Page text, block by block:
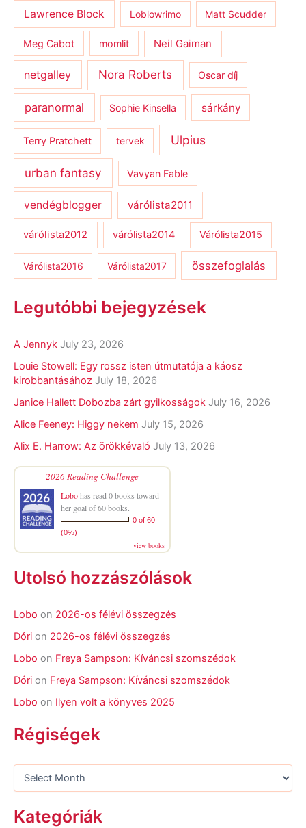
Lawrence Block Loblowrimo Matt Scudder
Meg Cabot momlit Neil Gaiman
netgalley Nora Roberts Oscar díj
paranormal Sophie Kinsella sárkány
Terry Pratchett tervek Ulpius
urban fantasy Vavyan Fable
vendégblogger várólista2011
várólista2012 várólista2014 Várólista2015
Várólista2016 Várólista2017 összefoglalás
Legutóbbi bejegyzések
A Jennyk July 23, 2026
Louie Stowell: Egy ​rossz isten útmutatója a káosz
kirobbantásához July 18, 2026
Janice Hallett Dobozba zárt gyilkosságok July 16, 2026
Alice Feeney: Higgy nekem July 15, 2026
Alix E. Harrow: Az örökkévaló July 13, 2026
2026 Reading Challenge
Lobohas read 0 books toward
her goal of 60 books.
0 of 60
(0%)
view books
Utolsó hozzászólások
Lobo on 2026-os félévi összegzés
Dóri on 2026-os félévi összegzés
Lobo on Freya Sampson: Kíváncsi szomszédok
Dóri on Freya Sampson: Kíváncsi szomszédok
Lobo on Ilyen volt a könyves 2025
Régiségek
Kategóriák